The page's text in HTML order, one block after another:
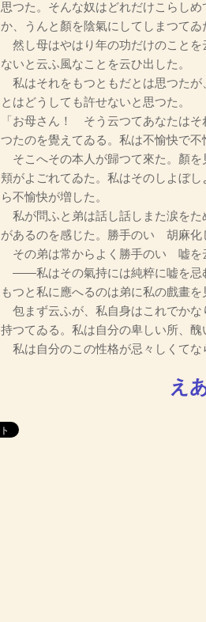
思つた。そんな奴はどれだけこらし
か、うんと顏を陰氣にしてしまつてゐ
然し母はやはり年の功だけのことを
ないと云ふ風なことを云ひ出した。
私はそれをもつともだとは思つたが
とはどうしても許せないと思つた。
「お母さん！ そう云つてあなたはそ
つたのを覺えてゐる。私は不愉快で不
そこへその本人が歸つて來た。顏を
頬がよごれてゐた。私はそのしよぼ
ら不愉快が増した。
私が問ふと弟は話し話しまた涙を
があるのを感じた。勝手のいゝ胡麻化
その弟は常からよく勝手のいゝ嘘を
――私はその氣持には純粹に嘘を忌
もつと私に應へるのは弟に私の戲畫を
包まず云ふが、私自身はこれでかな
持つてゐる。私は自分の卑しい所、醜
私は自分のこの性格が忌々しくて
え